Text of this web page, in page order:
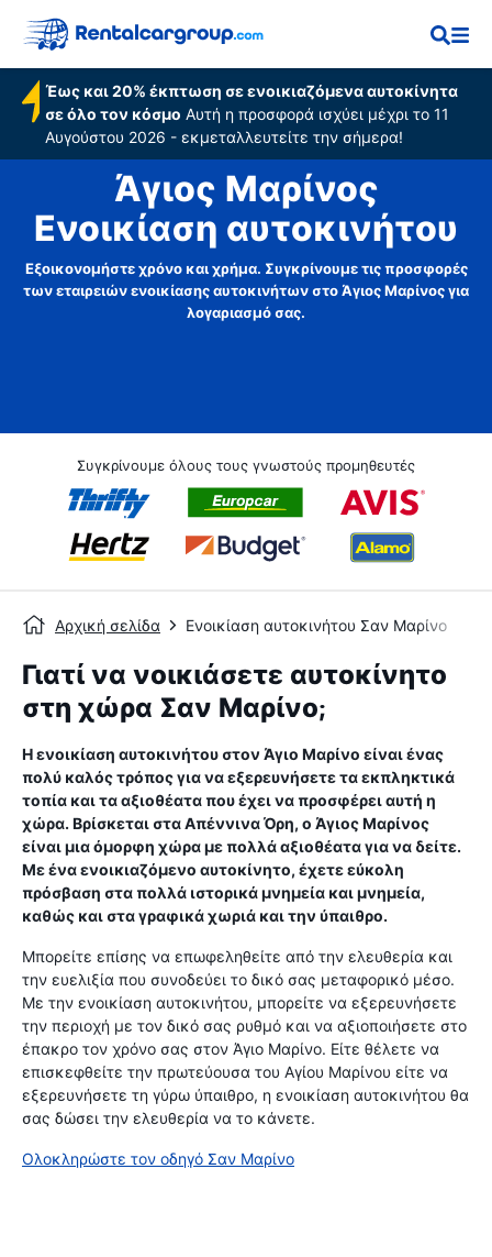
Έως και 20% έκπτωση σε ενοικιαζόμενα αυτοκίνητα
σε όλο τον κόσμο Αυτή η προσφορά ισχύει μέχρι το 11
Αυγούστου 2026 - εκμεταλλευτείτε την σήμερα!
Άγιος Μαρίνος
Ενοικίαση αυτοκινήτου
Εξοικονομήστε χρόνο και χρήμα. Συγκρίνουμε τις προσφορές
των εταιρειών ενοικίασης αυτοκινήτων στο Άγιος Μαρίνος για
λογαριασμό σας.
Συγκρίνουμε όλους τους γνωστούς προμηθευτές
Αρχική σελίδα Ενοικίαση αυτοκινήτου Σαν Μαρίνο
Γιατί να νοικιάσετε αυτοκίνητο
στη χώρα Σαν Μαρίνο;
Η ενοικίαση αυτοκινήτου στον Άγιο Μαρίνο είναι ένας
πολύ καλός τρόπος για να εξερευνήσετε τα εκπληκτικά
τοπία και τα αξιοθέατα που έχει να προσφέρει αυτή η
χώρα. Βρίσκεται στα Απέννινα Όρη, ο Άγιος Μαρίνος
είναι μια όμορφη χώρα με πολλά αξιοθέατα για να δείτε.
Με ένα ενοικιαζόμενο αυτοκίνητο, έχετε εύκολη
πρόσβαση στα πολλά ιστορικά μνημεία και μνημεία,
καθώς και στα γραφικά χωριά και την ύπαιθρο.
Μπορείτε επίσης να επωφεληθείτε από την ελευθερία και
την ευελιξία που συνοδεύει το δικό σας μεταφορικό μέσο.
Με την ενοικίαση αυτοκινήτου, μπορείτε να εξερευνήσετε
την περιοχή με τον δικό σας ρυθμό και να αξιοποιήσετε στο
έπακρο τον χρόνο σας στον Άγιο Μαρίνο. Είτε θέλετε να
επισκεφθείτε την πρωτεύουσα του Αγίου Μαρίνου είτε να
εξερευνήσετε τη γύρω ύπαιθρο, η ενοικίαση αυτοκινήτου θα
σας δώσει την ελευθερία να το κάνετε.
Ολοκληρώστε τον οδηγό Σαν Μαρίνο